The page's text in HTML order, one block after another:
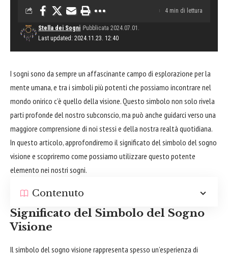
Last updated: 2024.11.23. 12:40
Stella dei Sogni Pubblicata 2024.07.01.
4 min di lettura
I sogni sono da sempre un affascinante campo di esplorazione per la
mente umana, e tra i simboli più potenti che possiamo incontrare nel
mondo onirico c’è quello della visione. Questo simbolo non solo rivela
parti profonde del nostro subconscio, ma può anche guidarci verso una
maggiore comprensione di noi stessi e della nostra realtà quotidiana.
In questo articolo, approfondiremo il significato del simbolo del sogno
visione e scopriremo come possiamo utilizzare questo potente
elemento nei nostri sogni.
Contenuto
Significato del Simbolo del Sogno
Visione
Il simbolo del sogno visione rappresenta spesso un’esperienza di